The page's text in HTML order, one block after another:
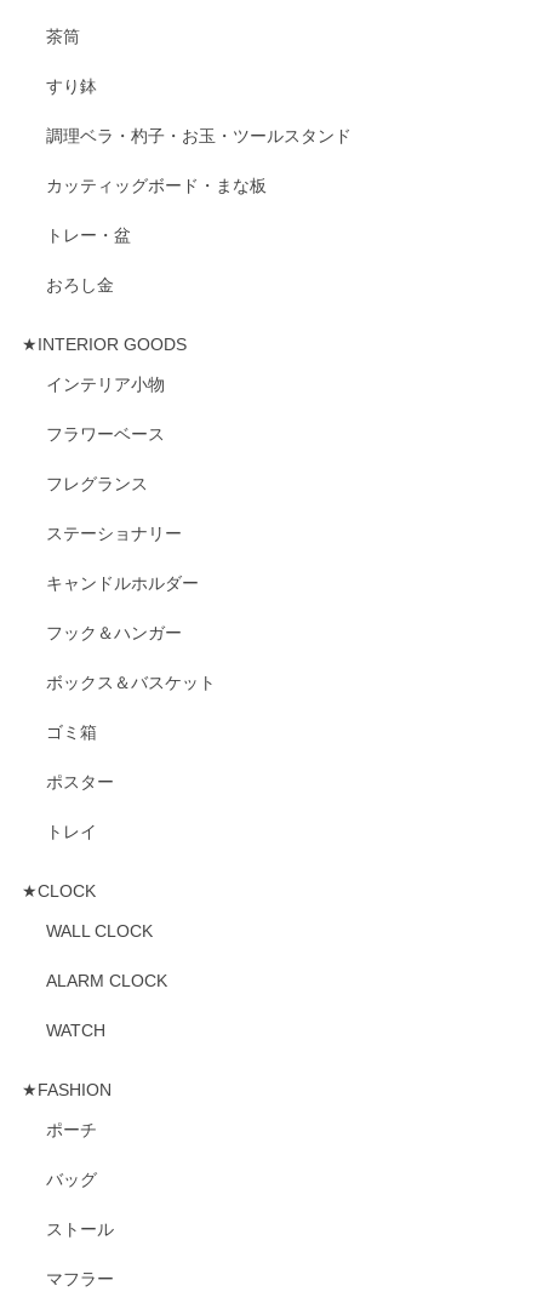
茶筒
すり鉢
調理ベラ・杓子・お玉・ツールスタンド
カッティッグボード・まな板
トレー・盆
おろし金
★INTERIOR GOODS
インテリア小物
フラワーベース
フレグランス
ステーショナリー
キャンドルホルダー
フック＆ハンガー
ボックス＆バスケット
ゴミ箱
ポスター
トレイ
★CLOCK
WALL CLOCK
ALARM CLOCK
WATCH
★FASHION
ポーチ
バッグ
ストール
マフラー